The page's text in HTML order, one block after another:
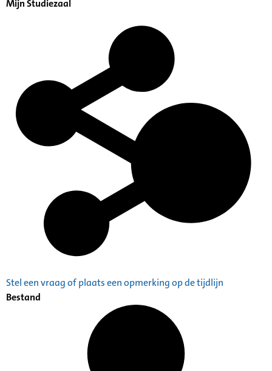
Mijn Studiezaal
Stel een vraag of plaats een opmerking op de tijdlijn
Bestand